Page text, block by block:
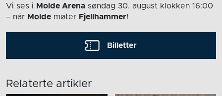
Vi ses i Molde Arena søndag 30. august klokken 16:00
– når Molde møter Fjellhammer!
Billetter
Relaterte artikler